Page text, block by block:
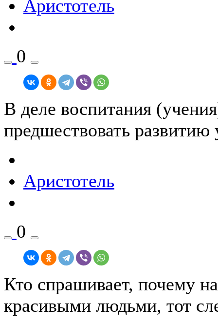
Аристотель
0
В деле воспитания
предшествовать развитию
Аристотель
0
Кто спрашивает, почему
красивыми людьми, тот